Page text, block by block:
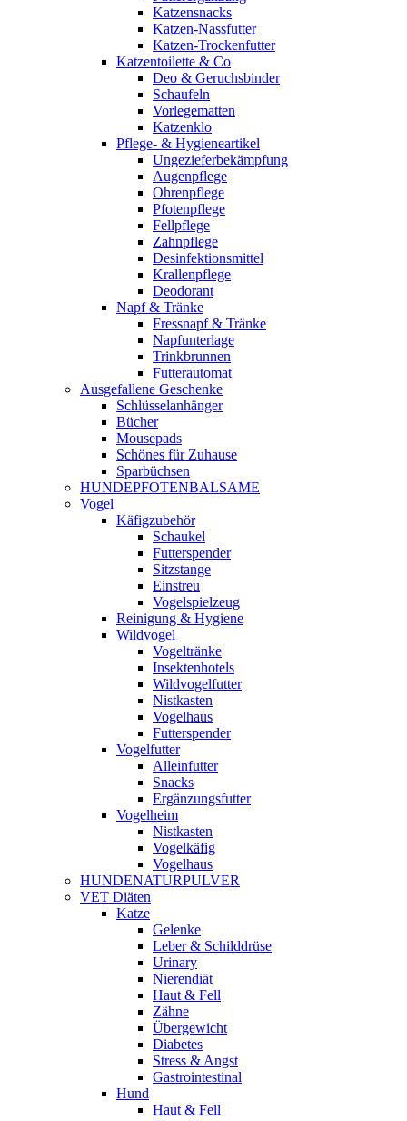
Katzensnacks
Katzen-Nassfutter
Katzen-Trockenfutter
Katzentoilette & Co
Deo & Geruchsbinder
Schaufeln
Vorlegematten
Katzenklo
Pflege- & Hygieneartikel
Ungezieferbekämpfung
Augenpflege
Ohrenpflege
Pfotenpflege
Fellpflege
Zahnpflege
Desinfektionsmittel
Krallenpflege
Deodorant
Napf & Tränke
Fressnapf & Tränke
Napfunterlage
Trinkbrunnen
Futterautomat
Ausgefallene Geschenke
Schlüsselanhänger
Bücher
Mousepads
Schönes für Zuhause
Sparbüchsen
HUNDEPFOTENBALSAME
Vogel
Käfigzubehör
Schaukel
Futterspender
Sitzstange
Einstreu
Vogelspielzeug
Reinigung & Hygiene
Wildvogel
Vogeltränke
Insektenhotels
Wildvogelfutter
Nistkasten
Vogelhaus
Futterspender
Vogelfutter
Alleinfutter
Snacks
Ergänzungsfutter
Vogelheim
Nistkasten
Vogelkäfig
Vogelhaus
HUNDENATURPULVER
VET Diäten
Katze
Gelenke
Leber & Schilddrüse
Urinary
Nierendiät
Haut & Fell
Zähne
Übergewicht
Diabetes
Stress & Angst
Gastrointestinal
Hund
Haut & Fell